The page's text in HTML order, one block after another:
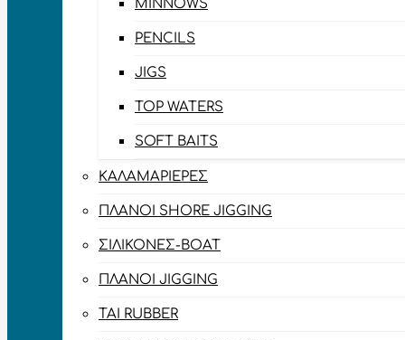
MINNOWS
PENCILS
JIGS
TOP WATERS
SOFT BAITS
ΚΑΛΑΜΑΡΙΈΡΕΣ
ΠΛΆΝΟΙ SHORE JIGGING
ΣΙΛΙΚΌΝΕΣ-BOAT
ΠΛΆΝΟΙ JIGGING
TAI RUBBER